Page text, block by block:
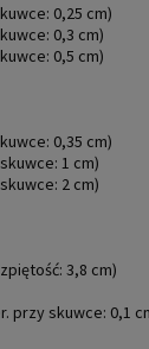
0,25 cm)
0,3 cm)
0,5 cm)
0,35 cm)
1 cm)
2 cm)
3,8 cm)
przy skuwce: 0,1